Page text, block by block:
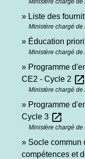
Liste des
Ministère chargé de
Éducation
Ministère chargé de
Programme
CE2 - Cycle 2 open_in_new
Ministère chargé de
Programme
Cycle 3 open_in_new
Ministère chargé de
Socle commun
compétences et